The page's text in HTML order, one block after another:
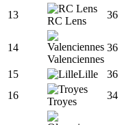
13
RC Lens
36
14
Valenciennes
36
15 Lille 36
16
Troyes
34